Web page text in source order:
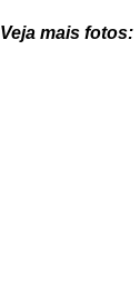
Veja mais fotos: